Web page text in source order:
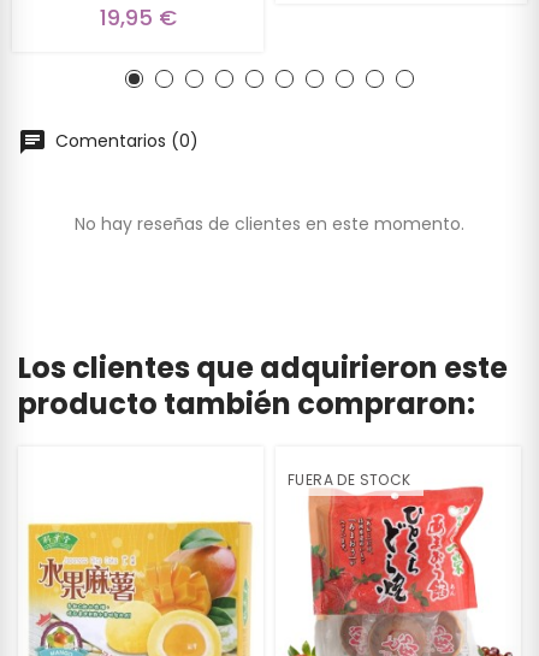
19,95 €
Comentarios (0)
No hay reseñas de clientes en este momento.
Los clientes que adquirieron este
producto también compraron:
FUERA DE STOCK